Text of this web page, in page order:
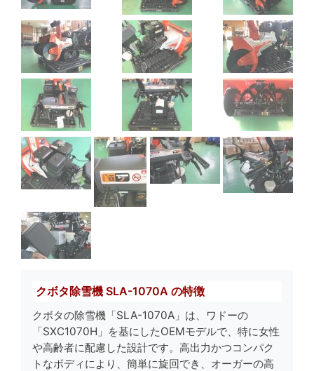
クボタ除雪機 SLA-1070A の特徴
クボタの除雪機「SLA-1070A」は、ワドーの
「SXC1070H」を基にしたOEMモデルで、特に女性
や高齢者に配慮した設計です。高出力かつコンパク
トなボディにより、簡単に旋回でき、オーガーの高